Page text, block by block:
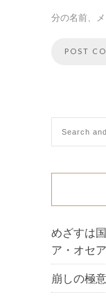
分の名前、
めざすは
ア・オセ
崩しの極